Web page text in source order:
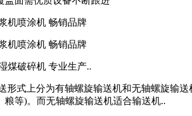
机喷涂机 畅销品牌
机喷涂机 畅销品牌
煤破碎机 专业生产..
式上分为有轴螺旋输送机和无轴螺旋输送
粮等)。而无轴螺旋输送机适合输送机..